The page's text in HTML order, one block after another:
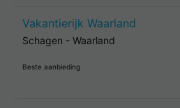
Vakantierijk Waarland
Schagen - Waarland
Beste aanbieding